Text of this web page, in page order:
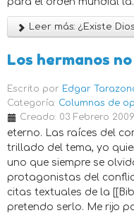
Leer más: ¿Existe
Los hermanos
Escrito por Edgar
Categoría: Columnas de
Creado: 03 Febrero 2009
eterno. Las raíces del
trillado del tema, yo
uno que siempre se
protagonistas del
citas textuales de la
pretendo serlo. Me rijo